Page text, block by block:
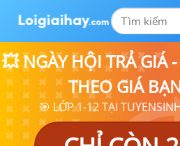
💥 NGÀY HỘI TRẢ GIÁ
THEO GIÁ
🎯 LỚP 1-12 TẠI